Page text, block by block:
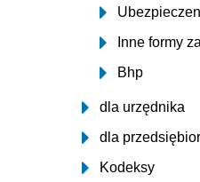
Inne formy
Bhp
dla urzędnika
dla
Kodeksy